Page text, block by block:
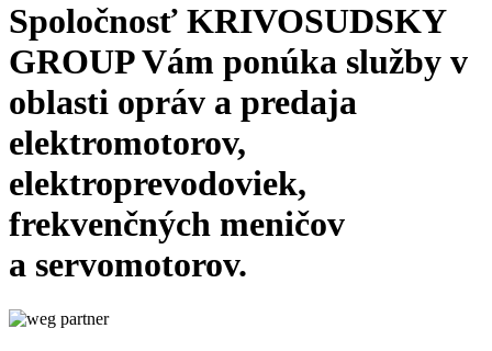
Spoločnosť KRIVOSUDSKY
GROUP Vám ponúka služby v
oblasti opráv a predaja
elektromotorov,
elektroprevodoviek,
frekvenčných meničov
a servomotorov.